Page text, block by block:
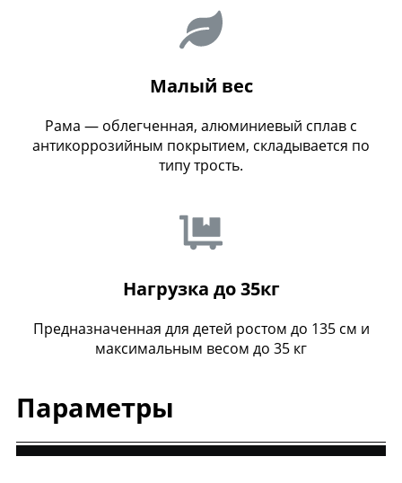
Малый вес
Рама — облегченная, алюминиевый сплав с
антикоррозийным покрытием, складывается по
типу трость.
Нагрузка до 35кг
Предназначенная для детей ростом до 135 см и
максимальным весом до 35 кг
Параметры